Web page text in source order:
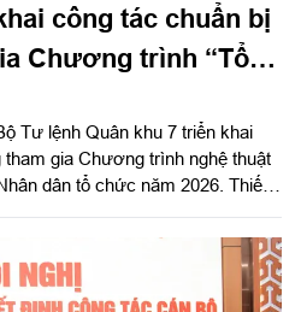
công tác chuẩn bị
Chương trình “Tổ
Tư lệnh Quân khu 7 triển khai
gia Chương trình nghệ thuật
dân tổ chức năm 2026. Thiếu